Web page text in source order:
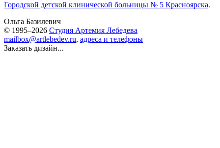
Городской детской клинической больницы № 5 Красноярска.
Ольга Базилевич
© 1995–2026 Студия Артемия Лебедева
mailbox@artlebedev.ru, адреса и телефоны
Заказать дизайн...